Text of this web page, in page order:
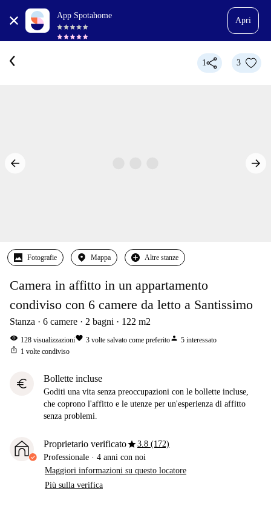
App Spotahome
Apri
1 3
Fotografie Mappa Altre stanze
Camera in affitto in un appartamento
condiviso con 6 camere da letto a Santissimo
Stanza 6 camere 2 bagni 122 m2
visibility 128 visualizzazionifavorite 3 volte salvato come preferitoperson 5 interessato
ios_share 1 volte condiviso
euro Bollette incluse
Goditi una vita senza preoccupazioni con le bollette incluse,
che coprono l'affitto e le utenze per un'esperienza di affitto
senza problemi.
Proprietario verificatostar3.8 (172)
Professionale · 4 anni con noi
Maggiori informazioni su questo locatore
Più sulla verifica